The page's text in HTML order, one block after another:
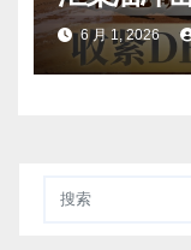
6 月 1, 2026